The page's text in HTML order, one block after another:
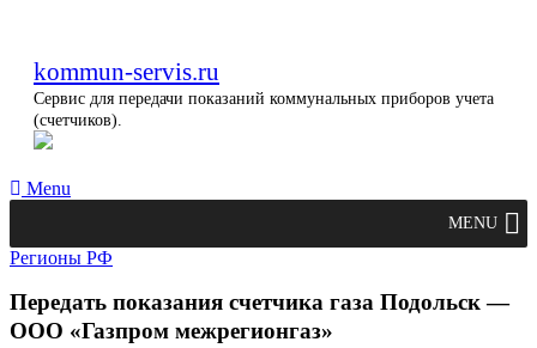
kommun-servis.ru
Сервис для передачи показаний коммунальных приборов учета
(счетчиков).
Menu
MENU
Регионы РФ
Передать показания счетчика газа Подольск —
ООО «Газпром межрегионгаз»